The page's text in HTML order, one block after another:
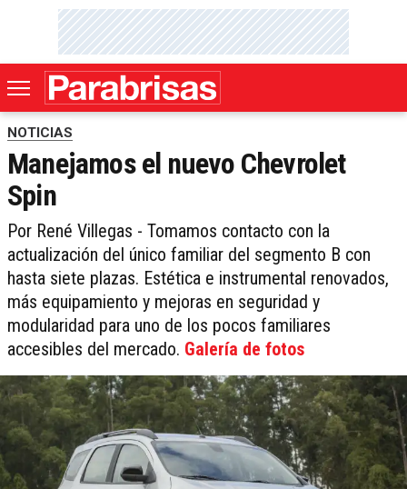
NOTICIAS
Manejamos el nuevo Chevrolet
Spin
Por René Villegas - Tomamos contacto con la
actualización del único familiar del segmento B con
hasta siete plazas. Estética e instrumental renovados,
más equipamiento y mejoras en seguridad y
modularidad para uno de los pocos familiares
accesibles del mercado. Galería de fotos